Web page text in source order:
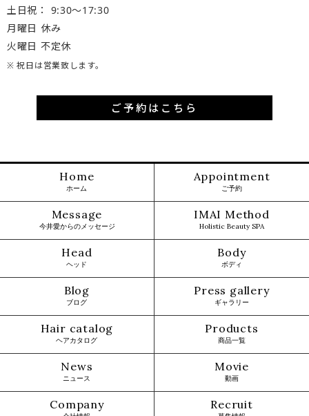
土日祝： 9:30〜17:30
月曜日 休み
火曜日 不定休
※ 祝日は営業致します。
ご予約はこちら
Home
ホーム
Appointment
ご予約
Message
今井愛からのメッセージ
IMAI Method
Holistic Beauty SPA
Head
ヘッド
Body
ボディ
Blog
ブログ
Press gallery
ギャラリー
Hair catalog
ヘアカタログ
Products
商品一覧
News
ニュース
Movie
動画
Company Recruit